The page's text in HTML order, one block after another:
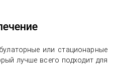
или стационарные
лучше всего подходит для